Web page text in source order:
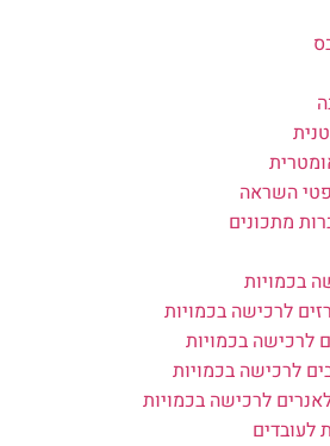
השראה
מתכונים
בכמויות
לרכישה בכמויות
לרכישה בכמויות
לרכישה בכמויות
לרכישה בכמויות
לעובדים